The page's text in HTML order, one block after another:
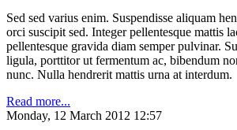
Sed sed varius enim. Suspendisse aliquam
orci suscipit sed. Integer pellentesque mattis
pellentesque gravida diam semper pulvinar.
ligula, porttitor ut fermentum ac, bibendum
nunc. Nulla hendrerit mattis urna at interdum.
Read more...
Monday, 12 March 2012 12:57